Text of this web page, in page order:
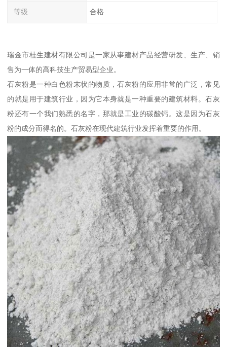
等级 合格
瑞金市桂生建材有限公司是一家从事建材产品经营研发、生产、销
售为一体的高科技生产贸易型企业。
石灰粉是一种白色粉末状的物质，石灰粉的应用非常的广泛，常见
的就是用于建筑行业，因为它本身就是一种重要的建筑材料。石灰
粉还有一个我们熟悉的名字，那就是工业的碳酸钙。这是因为石灰
粉的成分而得名的。石灰粉在现代建筑行业发挥着重要的作用。